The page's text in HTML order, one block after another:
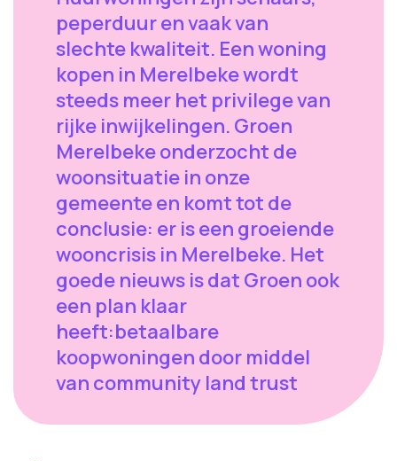
peperduur en vaak van
slechte kwaliteit. Een woning
kopen in Merelbeke wordt
steeds meer het privilege van
rijke inwijkelingen. Groen
Merelbeke onderzocht de
woonsituatie in onze
gemeente en komt tot de
conclusie: er is een groeiende
wooncrisis in Merelbeke. Het
goede nieuws is dat Groen ook
een plan klaar
heeft:betaalbare
koopwoningen door middel
van community land trust